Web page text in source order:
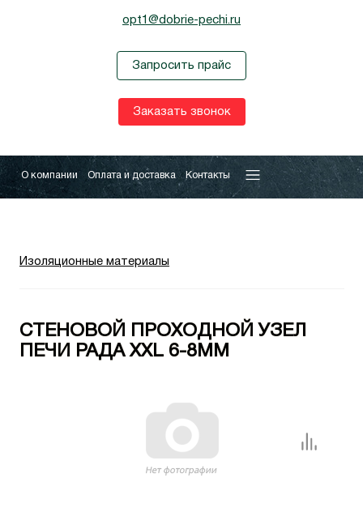
opt1@dobrie-pechi.ru
Запросить прайс
Заказать звонок
О компании Оплата и доставка Контакты
Изоляционные материалы
СТЕНОВОЙ ПРОХОДНОЙ УЗЕЛ
ПЕЧИ РАДА XXL 6-8ММ